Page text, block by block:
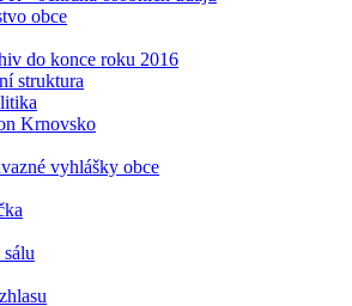
obce
do konce roku 2016
struktura
Krnovsko
vyhlášky obce